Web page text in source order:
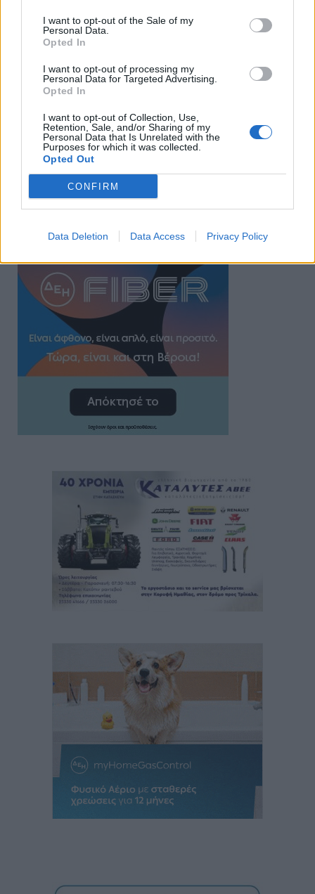
I want to opt-out of the Sale of my
Personal Data.
Opted In
I want to opt-out of processing my
Personal Data for Targeted Advertising.
Opted In
I want to opt-out of Collection, Use,
Retention, Sale, and/or Sharing of my
Personal Data that Is Unrelated with the
Purposes for which it was collected.
Opted Out
CONFIRM
Data Deletion Data Access Privacy Policy